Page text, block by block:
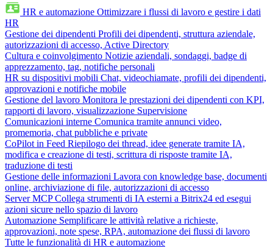
HR e automazione Ottimizzare i flussi di lavoro e gestire i dati
HR
Gestione dei dipendenti Profili dei dipendenti, struttura aziendale,
autorizzazioni di accesso, Active Directory
Cultura e coinvolgimento Notizie aziendali, sondaggi, badge di
apprezzamento, tag, notifiche personali
HR su dispositivi mobili Chat, videochiamate, profili dei dipendenti,
approvazioni e notifiche mobile
Gestione del lavoro Monitora le prestazioni dei dipendenti con KPI,
rapporti di lavoro, visualizzazione Supervisione
Comunicazioni interne Comunica tramite annunci video,
promemoria, chat pubbliche e private
CoPilot in Feed Riepilogo dei thread, idee generate tramite IA,
modifica e creazione di testi, scrittura di risposte tramite IA,
traduzione di testi
Gestione delle informazioni Lavora con knowledge base, documenti
online, archiviazione di file, autorizzazioni di accesso
Server MCP Collega strumenti di IA esterni a Bitrix24 ed esegui
azioni sicure nello spazio di lavoro
Automazione Semplificare le attività relative a richieste,
approvazioni, note spese, RPA, automazione dei flussi di lavoro
Tutte le funzionalità di HR e automazione